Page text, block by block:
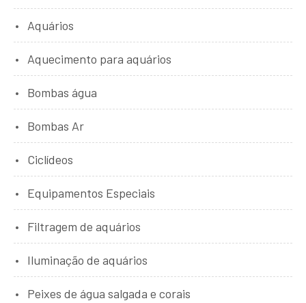
Aquários
Aquecimento para aquários
Bombas água
Bombas Ar
Ciclídeos
Equipamentos Especiais
Filtragem de aquários
Iluminação de aquários
Peixes de água salgada e corais